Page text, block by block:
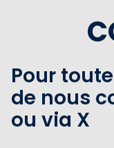
Pour
de nous
ou via X